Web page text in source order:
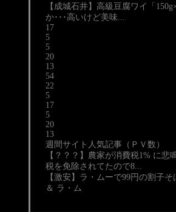
【成城石井】高級豆腐ワイ「
か･･･高いけど美味...
17
5
5
20
13
54
22
5
17
5
20
13
週間サイト人気記事（ＰＶ数）
【？？？】農家が消費税1% に悲
税を免除されてたので8...
【激安】ラ・ムーで99円の割子
＆ ラ・ム